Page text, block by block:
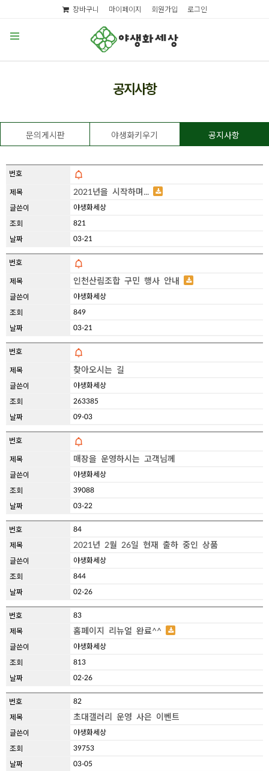
장바구니 마이페이지 회원가입 로그인
공지사항
문의게시판 야생화키우기 공지사항
2021년을 시작하며...
야생화세상
821
03-21
인천산림조합 구민 행사 안내
야생화세상
849
03-21
찾아오시는 길
야생화세상
263385
09-03
매장을 운영하시는 고객님께
야생화세상
39088
03-22
84
2021년 2월 26일 현재 출하 중인 상품
야생화세상
844
02-26
83
홈페이지 리뉴얼 완료^^
야생화세상
813
02-26
82
초대갤러리 운영 사은 이벤트
야생화세상
39753
03-05